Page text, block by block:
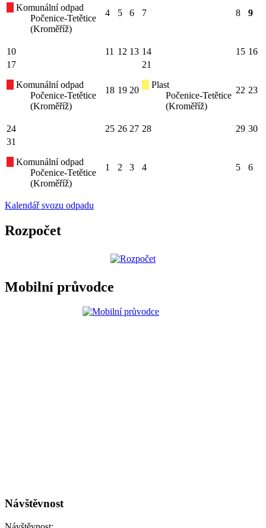
Komunální odpad
Počenice-Tetětice
(Kroměříž)
4 5 6 7 8 9
10 11 12 13 14 15 16
17
Komunální odpad
Počenice-Tetětice
(Kroměříž)
18 19 20
21
Plast
Počenice-Tetětice
(Kroměříž)
22 23
24 25 26 27 28 29 30
31
Komunální odpad
Počenice-Tetětice
(Kroměříž)
1 2 3 4 5 6
Kalendář svozu odpadu
Rozpočet
Mobilní průvodce
Návštěvnost